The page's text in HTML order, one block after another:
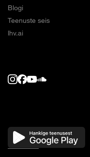
Blogi
Teenuste seis
lhv.ai